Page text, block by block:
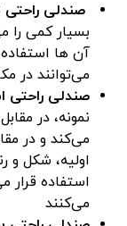
صندلی راحتی
بسیار کمی را
آن ها
می‌توانند در
صندلی راحتی
نمونه، در
می‌کند و در
اولیه، شکل و
استفاده قرار
می‌کنند